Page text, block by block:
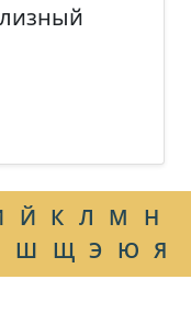
Й К Л М
Н
Ш Щ Э Ю Я